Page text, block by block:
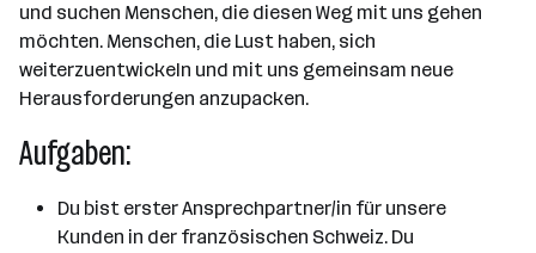
und suchen Menschen, die diesen Weg mit uns gehen
möchten. Menschen, die Lust haben, sich
weiterzuentwickeln und mit uns gemeinsam neue
Herausforderungen anzupacken.
Aufgaben:
Du bist erster Ansprechpartner/in für unsere
Kunden in der französischen Schweiz. Du